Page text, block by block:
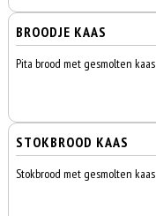
BROODJE KAAS
Pita brood met gesmolten kaas
STOKBROOD KAAS
Stokbrood met gesmolten kaas